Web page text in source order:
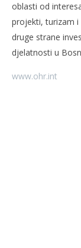
oblasti od
projekti, turizam
druge strane
djelatnosti u
www.ohr.int